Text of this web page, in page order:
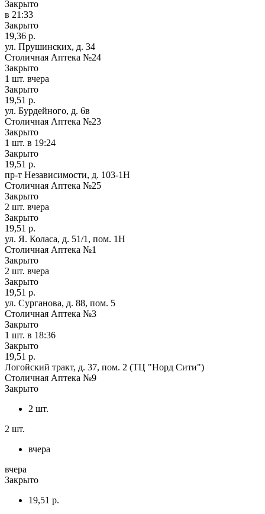
Закрыто
в 21:33
Закрыто
19,36 р.
ул. Прушинских, д. 34
Столичная Аптека №24
Закрыто
1 шт. вчера
Закрыто
19,51 р.
ул. Бурдейного, д. 6в
Столичная Аптека №23
Закрыто
1 шт. в 19:24
Закрыто
19,51 р.
пр-т Независимости, д. 103-1Н
Столичная Аптека №25
Закрыто
2 шт. вчера
Закрыто
19,51 р.
ул. Я. Коласа, д. 51/1, пом. 1Н
Столичная Аптека №1
Закрыто
2 шт. вчера
Закрыто
19,51 р.
ул. Сурганова, д. 88, пом. 5
Столичная Аптека №3
Закрыто
1 шт. в 18:36
Закрыто
19,51 р.
Логойский тракт, д. 37, пом. 2 (ТЦ "Норд Сити")
Столичная Аптека №9
Закрыто
2 шт.
2 шт.
вчера
вчера
Закрыто
19,51 р.